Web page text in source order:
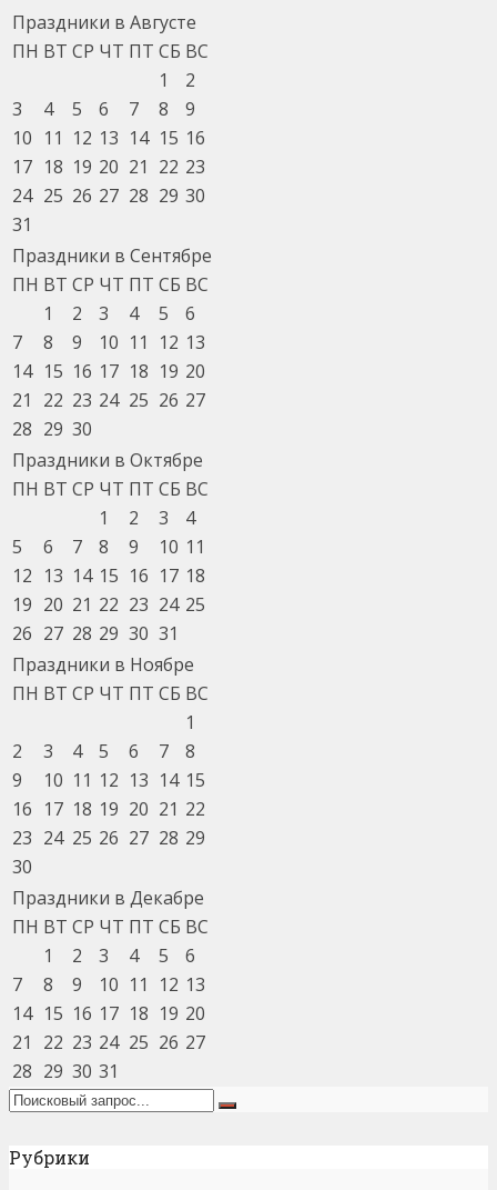
Праздники в Августе
ПН ВТ СР ЧТ ПТ СБ ВС
1
2
3
4 5 6 7 8
9
10 11 12 13 14 15 16
17 18 19 20 21 22 23
24 25 26 27 28 29 30
31
Праздники в Сентябре
ПН ВТ СР ЧТ ПТ СБ ВС
1
2 3 4 5
6
7
8 9 10 11 12 13
14 15 16 17 18 19 20
21
22 23 24 25 26 27
28 29 30
Праздники в Октябре
ПН ВТ СР ЧТ ПТ СБ ВС
1
2 3
4
5
6 7 8 9 10 11
12 13 14 15 16 17 18
19 20 21 22 23 24 25
26 27 28 29 30 31
Праздники в Ноябре
ПН ВТ СР ЧТ ПТ СБ ВС
1
2
3 4 5 6 7
8
9
10 11 12 13 14 15
16 17 18 19 20 21 22
23 24 25 26 27 28 29
30
Праздники в Декабре
ПН ВТ СР ЧТ ПТ СБ ВС
1
2 3 4 5
6
7
8 9 10 11 12 13
14 15 16 17 18 19 20
21
22 23 24 25 26 27
28 29 30 31
Рубрики